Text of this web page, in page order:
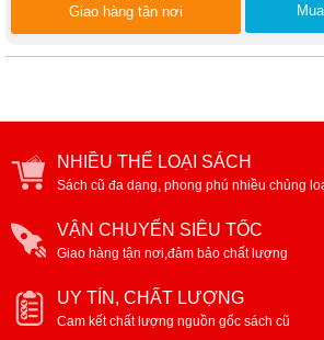
Giao hàng tận nơi
NHIỀU THỂ LOẠI SÁCH
Sách cũ đa dạng, phong phú nhiều chủng
VẬN CHUYỂN SIÊU TỐC
Giao hàng tận nơi,đảm bảo chất lượng
UY TÍN, CHẤT LƯỢNG
Cam kết chất lượng nguồn gốc sách cũ